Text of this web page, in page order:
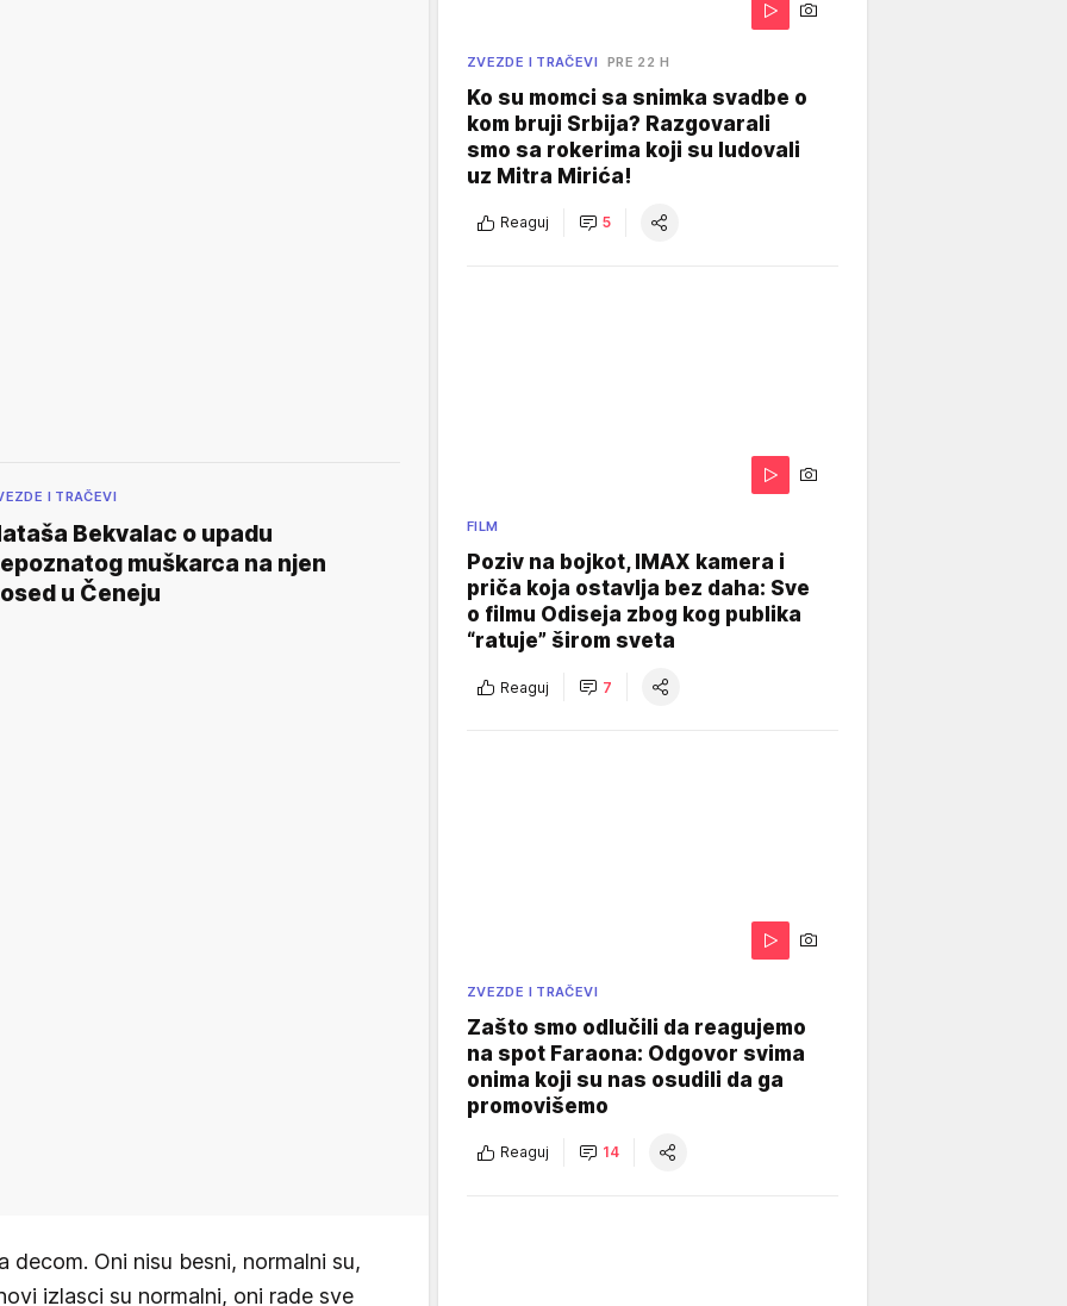
I TRAČEVI
Bekvalac o upadu
muškarca na njen
u Čeneju
decom. Oni nisu besni, normalni su,
izlasci su normalni, oni rade sve
ZVEZDE I TRAČEVI PRE 22 H
Ko su momci sa snimka svadbe o
kom bruji Srbija? Razgovarali
smo sa rokerima koji su ludovali
uz Mitra Mirića!
Reaguj 5
FILM
Poziv na bojkot, IMAX kamera i
priča koja ostavlja bez daha: Sve
o filmu Odiseja zbog kog publika
“ratuje” širom sveta
Reaguj 7
ZVEZDE I TRAČEVI
Zašto smo odlučili da reagujemo
na spot Faraona: Odgovor svima
onima koji su nas osudili da ga
promovišemo
Reaguj 14